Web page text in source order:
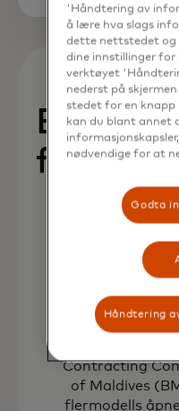
farten
Contracting
of Maldives
flermodells
'Håndtering av
å lære hva slags
dette nettstedet og
dine innstillinger for
verktøyet
nederst på
stedet for en knapp
kan du blant annet
nødvendige for at
Godta
Håndtering